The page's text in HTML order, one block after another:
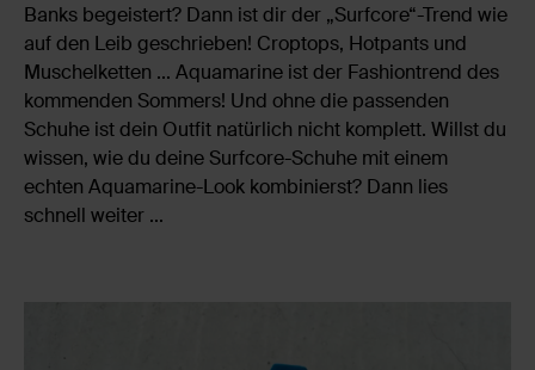
Banks begeistert? Dann ist dir der „Surfcore“-Trend wie
auf den Leib geschrieben! Croptops, Hotpants und
Muschelketten ... Aquamarine ist der Fashiontrend des
kommenden Sommers! Und ohne die passenden
Schuhe ist dein Outfit natürlich nicht komplett. Willst du
wissen, wie du deine Surfcore-Schuhe mit einem
echten Aquamarine-Look kombinierst? Dann lies
schnell weiter ...